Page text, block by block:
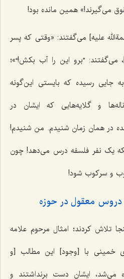
می‌گیرند!» همین مانده بود!
علیه] می‌گفتند: «وقتی که پسر
”برو این را آب بکش!“»؛
جایی رسیده که بایستی این‌گونه
و گلایه‌هایی که ایشان در
در همان زمان شنیدم. من شنیدم!
یک نفر فلسفه درس می‌دهد! چون
و سرکوب شود!
دروس معقول در حوزه
تلاش کردند؛ امثال مرحوم علامه
خمینی با [وجود] این مطالب [و
می‌شد، ایشان دست برنداشتند و